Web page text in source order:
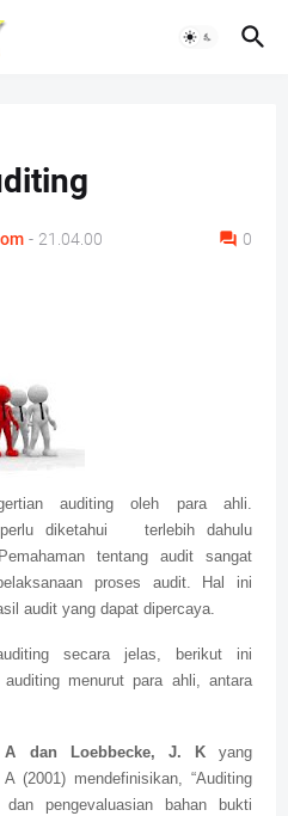
- 21.04.00 0
auditing oleh para ahli.
diketahui
terlebih dahulu
tentang audit sangat
proses audit. Hal ini
audit yang dapat dipercaya.
secara jelas, berikut ini
auditing menurut para ahli, antara
dan Loebbecke, J. Kyang
(2001) mendefinisikan, “Auditing
pengevaluasian bahan bukti